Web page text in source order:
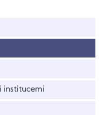
institucemi